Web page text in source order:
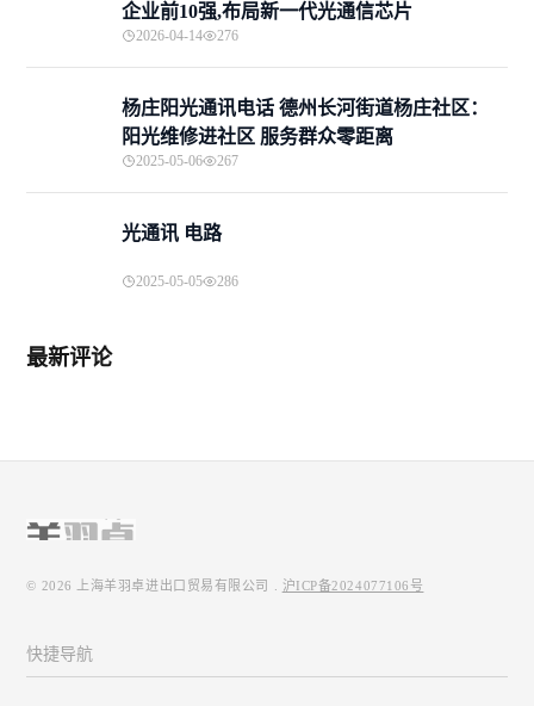
企业前10强,布局新一代光通信芯片
2026-04-14 276
杨庄阳光通讯电话 德州长河街道杨庄社区：
阳光维修进社区 服务群众零距离
2025-05-06 267
光通讯 电路
2025-05-05 286
最新评论
© 2026 上海羊羽卓进出口贸易有限公司 沪ICP备2024077106号
快捷导航